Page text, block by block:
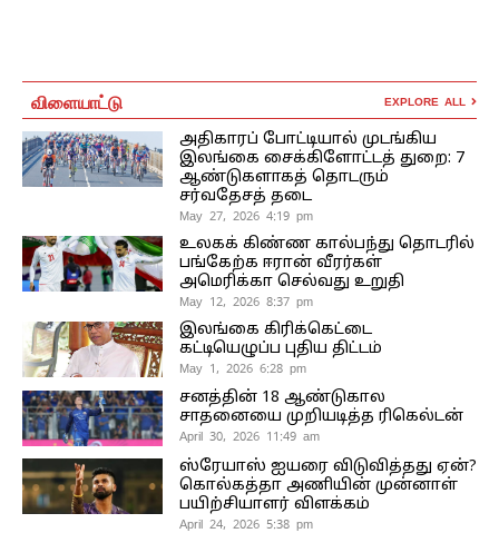
விளையாட்டு EXPLORE ALL
அதிகாரப் போட்டியால் முடங்கிய
இலங்கை சைக்கிளோட்டத் துறை: 7
ஆண்டுகளாகத் தொடரும்
சர்வதேசத் தடை
May 27, 2026 4:19 pm
உலகக் கிண்ண கால்பந்து தொடரில்
பங்கேற்க ஈரான் வீரர்கள்
அமெரிக்கா செல்வது உறுதி
May 12, 2026 8:37 pm
இலங்கை கிரிக்கெட்டை
கட்டியெழுப்ப புதிய திட்டம்
May 1, 2026 6:28 pm
சனத்தின் 18 ஆண்டுகால
சாதனையை முறியடித்த ரிகெல்டன்
April 30, 2026 11:49 am
ஸ்ரேயாஸ் ஐயரை விடுவித்தது ஏன்?
கொல்கத்தா அணியின் முன்னாள்
பயிற்சியாளர் விளக்கம்
April 24, 2026 5:38 pm